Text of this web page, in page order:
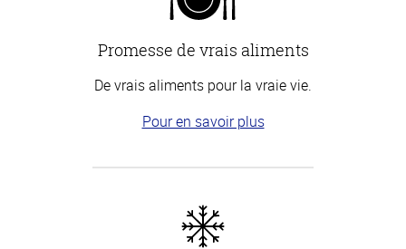
Promesse de vrais aliments
De vrais aliments pour la vraie vie.
Pour en savoir plus